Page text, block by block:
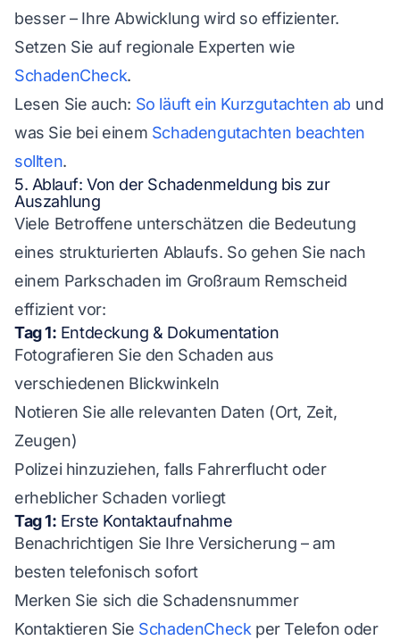
besser – Ihre Abwicklung wird so effizienter.
Setzen Sie auf regionale Experten wie
SchadenCheck.
Lesen Sie auch: So läuft ein Kurzgutachten ab und
was Sie bei einem Schadengutachten beachten
sollten.
5. Ablauf: Von der Schadenmeldung bis zur
Auszahlung
Viele Betroffene unterschätzen die Bedeutung
eines strukturierten Ablaufs. So gehen Sie nach
einem Parkschaden im Großraum Remscheid
effizient vor:
Tag 1: Entdeckung & Dokumentation
Fotografieren Sie den Schaden aus
verschiedenen Blickwinkeln
Notieren Sie alle relevanten Daten (Ort, Zeit,
Zeugen)
Polizei hinzuziehen, falls Fahrerflucht oder
erheblicher Schaden vorliegt
Tag 1: Erste Kontaktaufnahme
Benachrichtigen Sie Ihre Versicherung – am
besten telefonisch sofort
Merken Sie sich die Schadensnummer
Kontaktieren Sie SchadenCheck per Telefon oder